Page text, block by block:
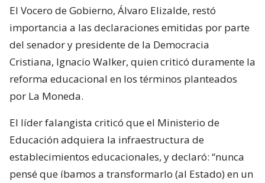
El Vocero de Gobierno, Álvaro Elizalde, restó
importancia a las declaraciones emitidas por parte
del senador y presidente de la Democracia
Cristiana, Ignacio Walker, quien criticó duramente la
reforma educacional en los términos planteados
por La Moneda.
El líder falangista criticó que el Ministerio de
Educación adquiera la infraestructura de
establecimientos educacionales, y declaró: “nunca
pensé que íbamos a transformarlo (al Estado) en un